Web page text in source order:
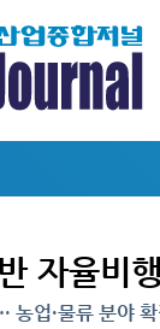
자율비
농업·물류 분야 확